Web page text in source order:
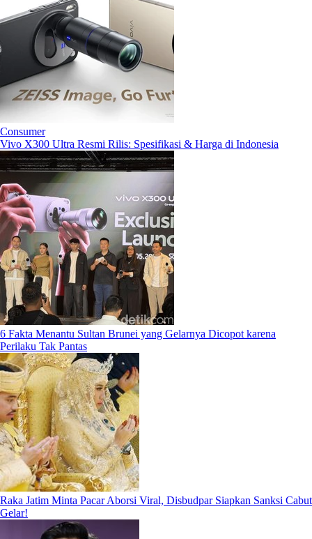
Consumer
Vivo X300 Ultra Resmi Rilis: Spesifikasi & Harga di Indonesia
6 Fakta Menantu Sultan Brunei yang Gelarnya Dicopot karena
Perilaku Tak Pantas
Raka Jatim Minta Pacar Aborsi Viral, Disbudpar Siapkan Sanksi Cabut
Gelar!